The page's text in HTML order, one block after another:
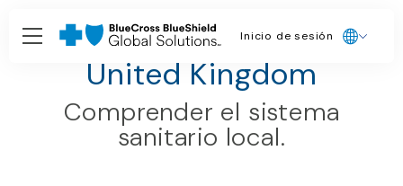
Inicio de sesión
Guías de países
United Kingdom
Comprender el sistema
sanitario local.